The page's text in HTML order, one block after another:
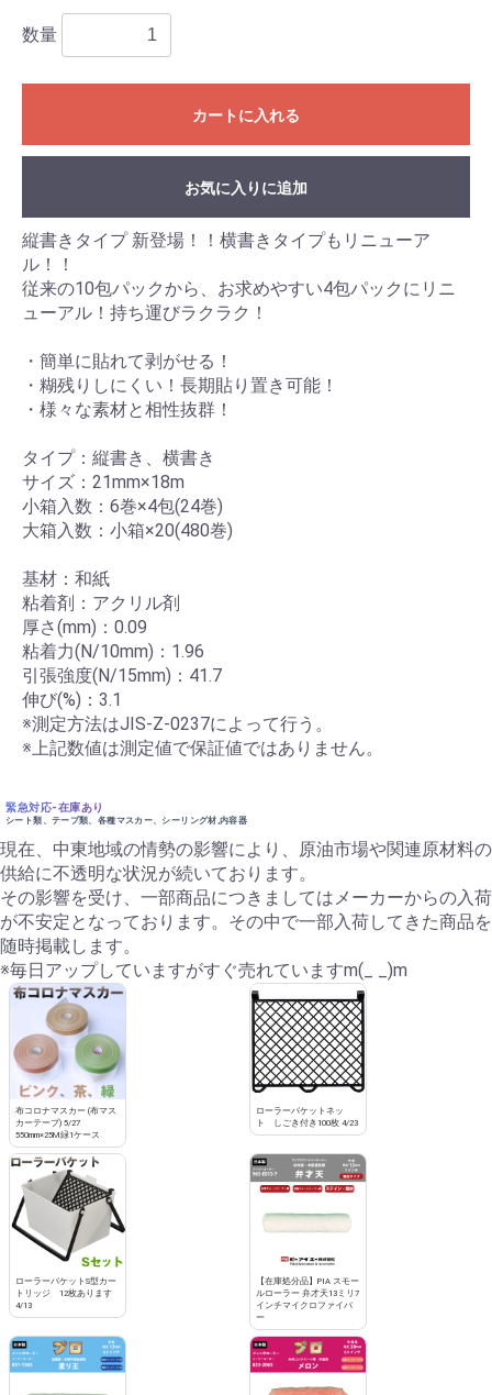
数量
カートに入れる
お気に入りに追加
縦書きタイプ 新登場！！横書きタイプもリニューア
ル！！
従来の10包パックから、お求めやすい4包パックにリニ
ューアル！持ち運びラクラク！
・簡単に貼れて剥がせる！
・糊残りしにくい！長期貼り置き可能！
・様々な素材と相性抜群！
タイプ：縦書き、横書き
サイズ：21mm×18m
小箱入数：6巻×4包(24巻)
大箱入数：小箱×20(480巻)
基材：和紙
粘着剤：アクリル剤
厚さ(mm)：0.09
粘着力(N/10mm)：1.96
引張強度(N/15mm)：41.7
伸び(%)：3.1
※測定方法はJIS-Z-0237によって行う。
※上記数値は測定値で保証値ではありません。
緊急対応-在庫あり
シート類、テープ類、各種マスカー、シーリング材,内容器
現在、中東地域の情勢の影響により、原油市場や関連原材料の
供給に不透明な状況が続いております。
その影響を受け、一部商品につきましてはメーカーからの入荷
が不安定となっております。その中で一部入荷してきた商品を
随時掲載します。
※毎日アップしていますがすぐ売れていますm(_ _)m
布コロナマスカー (布マス
カーテープ) 5/27
550mm×25M緑1ケース
ローラーバケットネッ
ト しごき付き100枚 4/23
ローラーバケットS型カー
トリッジ 12枚あります
4/13
【在庫処分品】PIA スモー
ルローラー 弁才天13ミリ7
インチマイクロファイバ
ー